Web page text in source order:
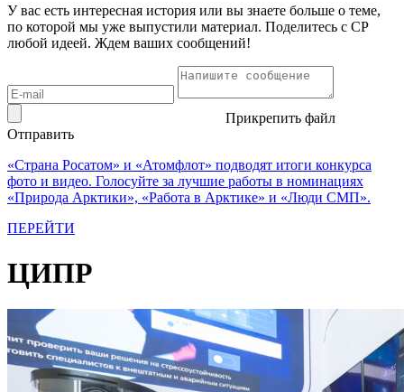
У вас есть интересная история или вы знаете больше о теме,
по которой мы уже выпустили материал. Поделитесь с СР
любой идеей. Ждем ваших сообщений!
Прикрепить файл
Отправить
«Страна Росатом» и «Атомфлот» подводят итоги конкурса
фото и видео. Голосуйте за лучшие работы в номинациях
«Природа Арктики», «Работа в Арктике» и «Люди СМП».
ПЕРЕЙТИ
ЦИПР